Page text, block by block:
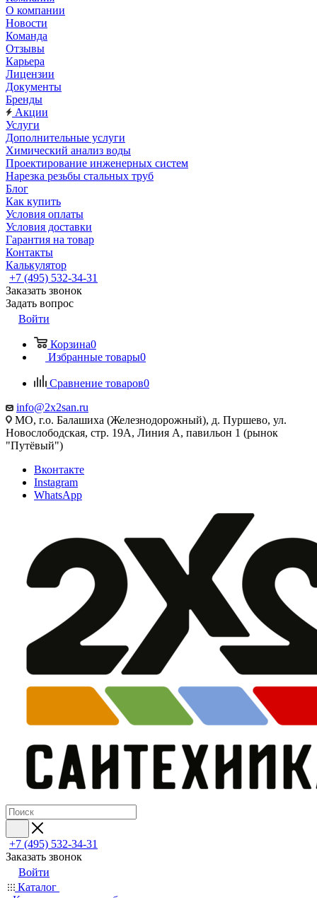
О компании
Новости
Команда
Отзывы
Карьера
Лицензии
Документы
Бренды
Акции
Услуги
Дополнительные услуги
Химический анализ воды
Проектирование инженерных систем
Нарезка резьбы стальных труб
Блог
Как купить
Условия оплаты
Условия доставки
Гарантия на товар
Контакты
Калькулятор
+7 (495) 532‑34‑31
Заказать звонок
Задать вопрос
Войти
Корзина0
Избранные товары0
Сравнение товаров0
info@2x2san.ru
МО, г.о. Балашиха (Железнодорожный), д. Пуршево, ул.
Новослободская, стр. 19А, Линия А, павильон 1 (рынок
"Путёвый")
Вконтакте
Instagram
WhatsApp
+7 (495) 532‑34‑31
Заказать звонок
Войти
Каталог